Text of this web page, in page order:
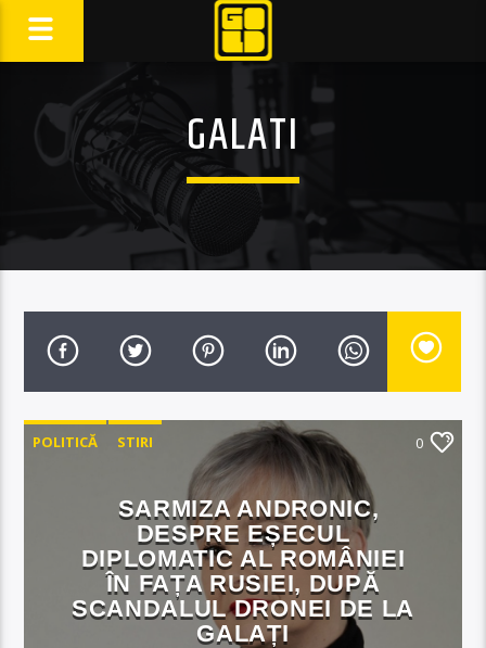
GALATI
POLITICĂ STIRI 0
SARMIZA ANDRONIC,
DESPRE EȘECUL
DIPLOMATIC AL ROMÂNIEI
ÎN FAȚA RUSIEI, DUPĂ
SCANDALUL DRONEI DE LA
GALAȚI